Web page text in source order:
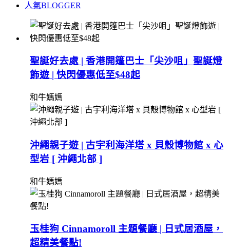
人氣BLOGGER
聖誕好去處 | 香港開篷巴士「尖沙咀」聖誕燈
飾遊 | 快閃優惠低至$48起
和牛媽媽
沖繩親子遊 | 古宇利海洋塔 x 貝殼博物館 x 心
型岩 [ 沖繩北部 ]
和牛媽媽
玉桂狗 Cinnamoroll 主題餐廳 | 日式居酒屋，
超精美餐點!